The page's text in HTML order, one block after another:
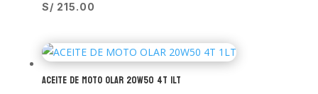
S/ 215.00
ACEITE DE MOTO OLAR 20W50 4T 1LT